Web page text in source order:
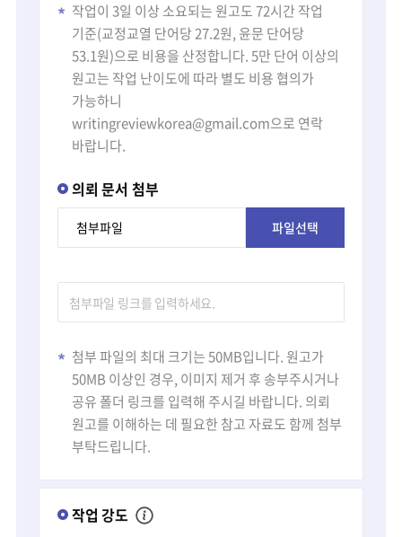
작업이 3일 이상 소요되는 원고도 72시간 작업
기준(교정교열 단어당 27.2원, 윤문 단어당
53.1원)으로 비용을 산정합니다. 5만 단어 이상의
원고는 작업 난이도에 따라 별도 비용 협의가
가능하니
writingreviewkorea@gmail.com으로 연락
바랍니다.
의뢰 문서 첨부
파일선택
첨부파일
첨부 파일의 최대 크기는 50MB입니다. 원고가
50MB 이상인 경우, 이미지 제거 후 송부주시거나
공유 폴더 링크를 입력해 주시길 바랍니다. 의뢰
원고를 이해하는 데 필요한 참고 자료도 함께 첨부
부탁드립니다.
작업 강도